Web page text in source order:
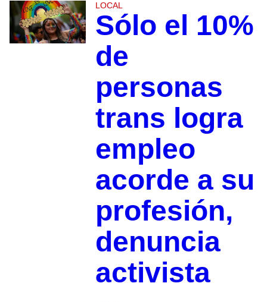
LOCAL
Sólo el 10%
de
personas
trans logra
empleo
acorde a su
profesión,
denuncia
activista